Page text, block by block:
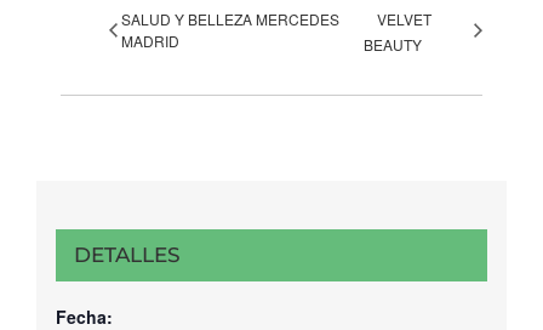
SALUD Y BELLEZA MERCEDES
MADRID
VELVET
BEAUTY
DETALLES
Fecha: